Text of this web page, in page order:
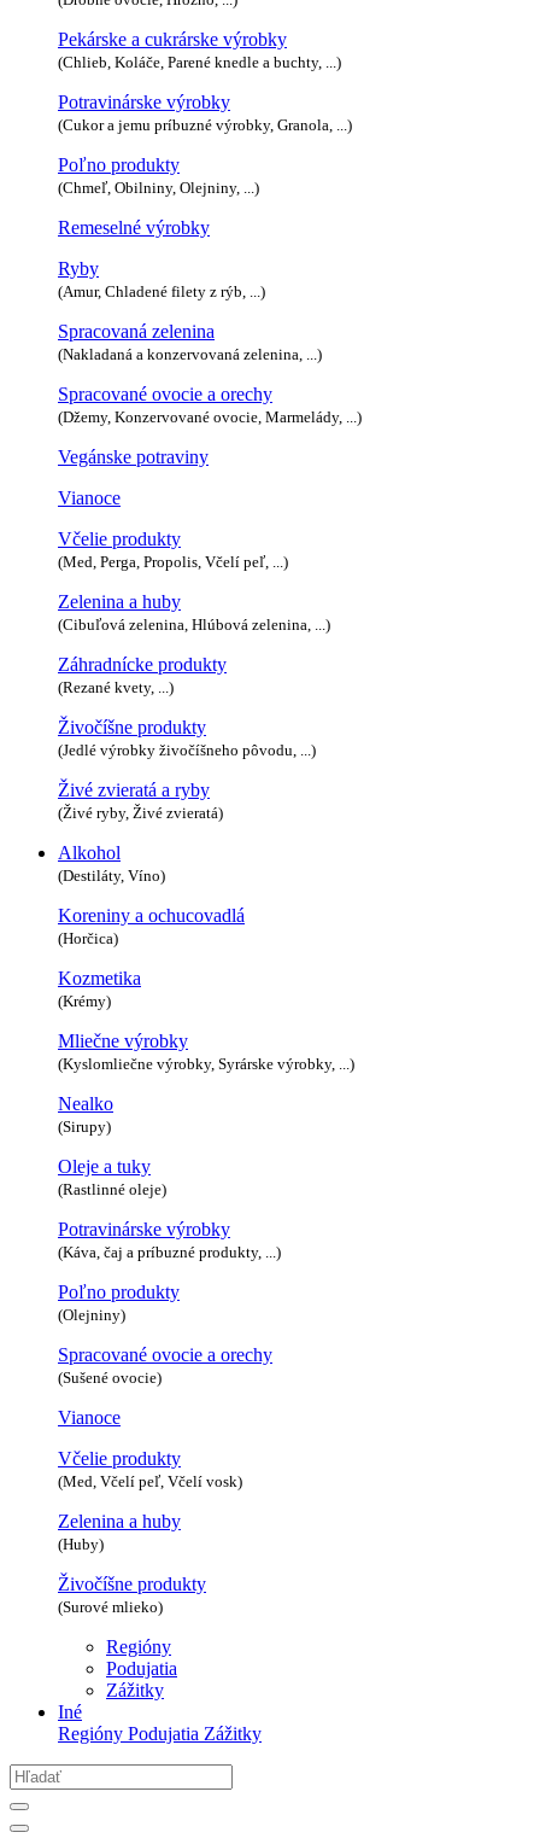
Pekárske a cukrárske výrobky
(Chlieb, Koláče, Parené knedle a buchty, ...)
Potravinárske výrobky
(Cukor a jemu príbuzné výrobky, Granola, ...)
Poľno produkty
(Chmeľ, Obilniny, Olejniny, ...)
Remeselné výrobky
Ryby
(Amur, Chladené filety z rýb, ...)
Spracovaná zelenina
(Nakladaná a konzervovaná zelenina, ...)
Spracované ovocie a orechy
(Džemy, Konzervované ovocie, Marmelády, ...)
Vegánske potraviny
Vianoce
Včelie produkty
(Med, Perga, Propolis, Včelí peľ, ...)
Zelenina a huby
(Cibuľová zelenina, Hlúbová zelenina, ...)
Záhradnícke produkty
(Rezané kvety, ...)
Živočíšne produkty
(Jedlé výrobky živočíšneho pôvodu, ...)
Živé zvieratá a ryby
(Živé ryby, Živé zvieratá)
Alkohol
(Destiláty, Víno)
Koreniny a ochucovadlá
(Horčica)
Kozmetika
(Krémy)
Mliečne výrobky
(Kyslomliečne výrobky, Syrárske výrobky, ...)
Nealko
(Sirupy)
Oleje a tuky
(Rastlinné oleje)
Potravinárske výrobky
(Káva, čaj a príbuzné produkty, ...)
Poľno produkty
(Olejniny)
Spracované ovocie a orechy
(Sušené ovocie)
Vianoce
Včelie produkty
(Med, Včelí peľ, Včelí vosk)
Zelenina a huby
(Huby)
Živočíšne produkty
(Surové mlieko)
Regióny
Podujatia
Zážitky
Iné
Regióny Podujatia Zážitky